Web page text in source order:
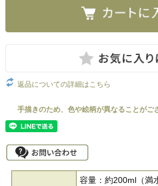
返品についての詳細はこちら
容量：約200ml（満